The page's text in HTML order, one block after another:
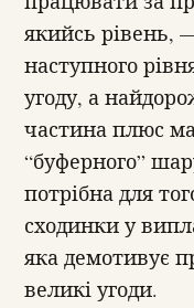
якийсь рівень,
наступного
угоду, а
частина плюс
“буферного”
потрібна для
сходинки у
яка демотивує
великі угоди.